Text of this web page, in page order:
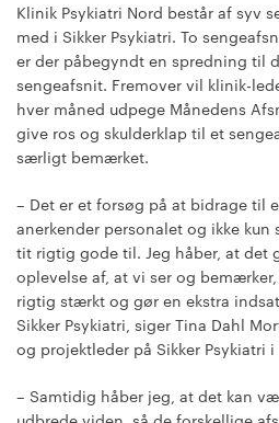
Klinik Psykiatri Nord består af syv
med i Sikker Psykiatri. To
er der påbegyndt en spredning til
sengeafsnit. Fremover vil klinik-
hver måned udpege Månedens
give ros og skulderklap til et
særligt bemærket.
– Det er et forsøg på at bidrage til
anerkender personalet og ikke
tit rigtig gode til. Jeg håber, at det
oplevelse af, at vi ser og
rigtig stærkt og gør en ekstra
Sikker Psykiatri, siger Tina Dahl
og projektleder på Sikker Psykiatri
– Samtidig håber jeg, at det kan